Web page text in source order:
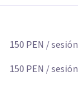
150 PEN / sesión
150 PEN / sesión